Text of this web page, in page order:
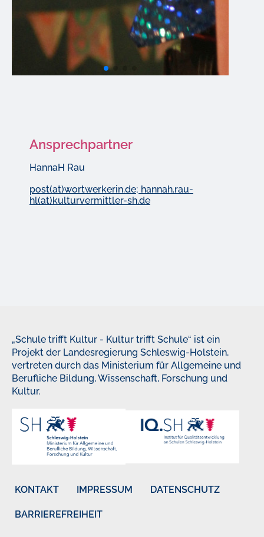
Ansprechpartner
HannaH Rau
post(at)wortwerkerin.de; hannah.rau-
hl(at)kulturvermittler-sh.de
„Schule trifft Kultur - Kultur trifft Schule“ ist ein
Projekt der Landesregierung Schleswig-Holstein,
vertreten durch das Ministerium für Allgemeine und
Berufliche Bildung, Wissenschaft, Forschung und
Kultur.
KONTAKT IMPRESSUM DATENSCHUTZ
BARRIEREFREIHEIT